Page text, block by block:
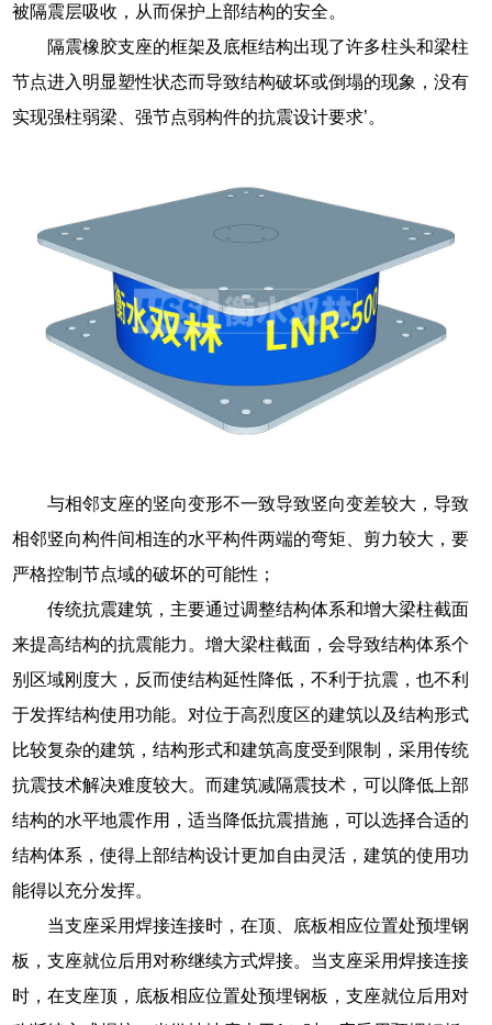
被隔震层吸收，从而保护上部结构的安全。
隔震橡胶支座的框架及底框结构出现了许多柱头和梁柱
节点进入明显塑性状态而导致结构破坏或倒塌的现象，没有
实现强柱弱梁、强节点弱构件的抗震设计要求’。
与相邻支座的竖向变形不一致导致竖向变差较大，导致
相邻竖向构件间相连的水平构件两端的弯矩、剪力较大，要
严格控制节点域的破坏的可能性；
传统抗震建筑，主要通过调整结构体系和增大梁柱截面
来提高结构的抗震能力。增大梁柱截面，会导致结构体系个
别区域刚度大，反而使结构延性降低，不利于抗震，也不利
于发挥结构使用功能。对位于高烈度区的建筑以及结构形式
比较复杂的建筑，结构形式和建筑高度受到限制，采用传统
抗震技术解决难度较大。而建筑减隔震技术，可以降低上部
结构的水平地震作用，适当降低抗震措施，可以选择合适的
结构体系，使得上部结构设计更加自由灵活，建筑的使用功
能得以充分发挥。
当支座采用焊接连接时，在顶、底板相应位置处预埋钢
板，支座就位后用对称继续方式焊接。当支座采用焊接连接
时，在支座顶，底板相应位置处预埋钢板，支座就位后用对